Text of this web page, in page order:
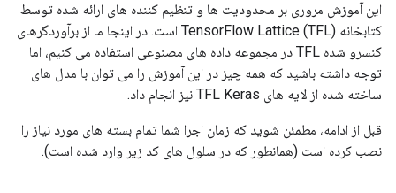
این آموزش مروری بر محدودیت ها و تنظیم کننده های ارائه شده توسط
کتابخانه TensorFlow Lattice (TFL) است. در اینجا ما از برآوردگرهای
کنسرو شده TFL در مجموعه داده های مصنوعی استفاده می کنیم، اما
توجه داشته باشید که همه چیز در این آموزش را می توان با مدل های
ساخته شده از لایه های TFL Keras نیز انجام داد.
قبل از ادامه، مطمئن شوید که زمان اجرا شما تمام بسته های مورد نیاز را
نصب کرده است (همانطور که در سلول های کد زیر وارد شده است).